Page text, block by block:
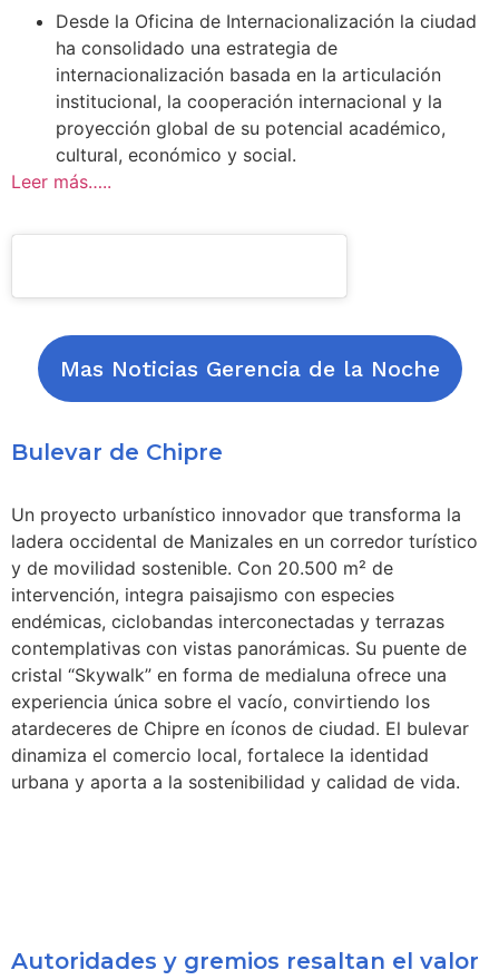
Desde la Oficina de Internacionalización la ciudad
ha consolidado una estrategia de
internacionalización basada en la articulación
institucional, la cooperación internacional y la
proyección global de su potencial académico,
cultural, económico y social.
Leer más…..
Mas Noticias Gerencia de la Noche
Bulevar de Chipre
Un proyecto urbanístico innovador que transforma la
ladera occidental de Manizales en un corredor turístico
y de movilidad sostenible. Con 20.500 m² de
intervención, integra paisajismo con especies
endémicas, ciclobandas interconectadas y terrazas
contemplativas con vistas panorámicas. Su puente de
cristal “Skywalk” en forma de medialuna ofrece una
experiencia única sobre el vacío, convirtiendo los
atardeceres de Chipre en íconos de ciudad. El bulevar
dinamiza el comercio local, fortalece la identidad
urbana y aporta a la sostenibilidad y calidad de vida.
Autoridades y gremios resaltan el valor